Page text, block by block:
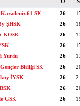
O
Karadeniz 61 SK 26
ŞHSK 26
KOSK 26
26
Yurdu 26
Birliği SK 26
İYSK 26
26
GSK 26